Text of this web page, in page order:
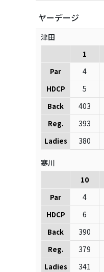
ヤーデージ
津田
1
Par 4
HDCP 5
Back 403
Reg. 393
Ladies 380
寒川
10
Par 4
HDCP 6
Back 390
Reg. 379
Ladies 341